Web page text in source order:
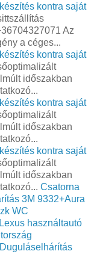
kontra saját
Az
a céges...
kontra saját
időszakban
kontra saját
időszakban
kontra saját
időszakban
Csatorna
3M 9332+Aura
WC
Lexus használtautó
Duguláselhárítás